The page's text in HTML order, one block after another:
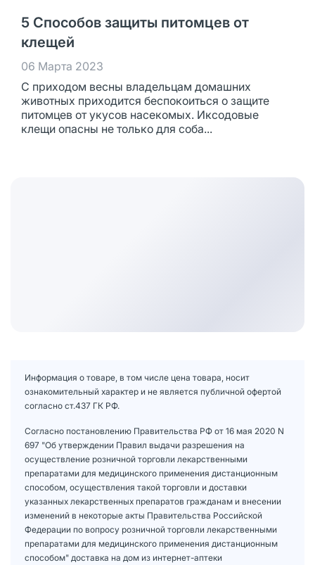
5 Способов защиты питомцев от
клещей
06 Марта 2023
С приходом весны владельцам домашних
животных приходится беспокоиться о защите
питомцев от укусов насекомых. Иксодовые
клещи опасны не только для соба...
Информация о товаре, в том числе цена товара, носит
ознакомительный характер и не является публичной офертой
согласно ст.437 ГК РФ.
Согласно постановлению Правительства РФ от 16 мая 2020 N
697 "Об утверждении Правил выдачи разрешения на
осуществление розничной торговли лекарственными
препаратами для медицинского применения дистанционным
способом, осуществления такой торговли и доставки
указанных лекарственных препаратов гражданам и внесении
изменений в некоторые акты Правительства Российской
Федерации по вопросу розничной торговли лекарственными
препаратами для медицинского применения дистанционным
способом" доставка на дом из интернет-аптеки